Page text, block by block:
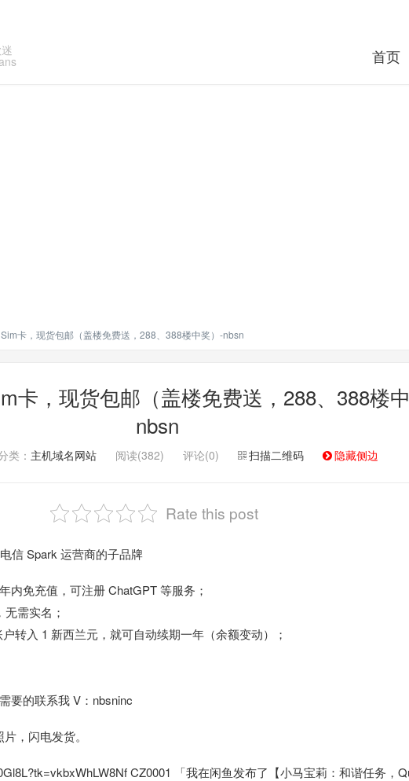
首页
卡，现货包邮（盖楼免费送，288、388楼中奖）-nbsn
卡，现货包邮（盖楼免费送，288、388楼
nbsn
类： 主机域名网站 阅读(382) 评论(0) 扫描二维码 隐藏侧边
Rate this post
信 Spark 运营商的子品牌
内免充值，可注册 ChatGPT 等服务；
需实名；
转入 1 新西兰元，就可自动续期一年（余额变动）；
要的联系我 V：nbsninc
，闪电发货。
CZ0001 「我在闲鱼发布了【小马宝莉：和谐任务，